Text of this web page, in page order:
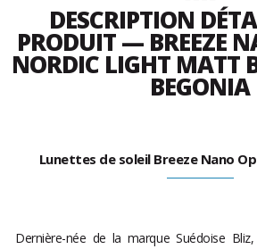
DESCRIPTION
PRODUIT — BREEZE
NORDIC LIGHT MATT
BEGONIA
Lunettes de soleil Breeze Nano
Dernière-née de la marque Suédoise